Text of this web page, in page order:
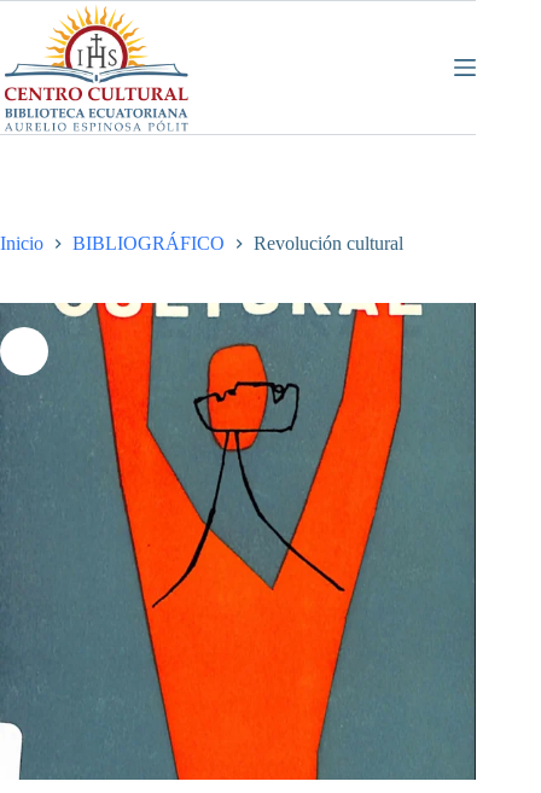
contenido
Inicio BIBLIOGRÁFICO Revolución cultural